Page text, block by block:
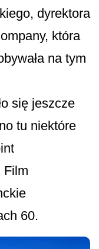
dyrektora
która
na tym
się jeszcze
tu niektóre
Film
60.